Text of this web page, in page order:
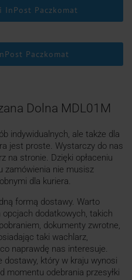
InPost Paczkomat
Paczkomat
Dolna MDL01M
indywidualnych, ale także dla
jest proste. Wystarczy do nas
na stronie. Dzięki opłaceniu
zamówienia nie musisz
dla kuriera.
formą dostawy. Warto
dodatkowych, takich
dokumenty zwrotne,
taki wachlarz,
naprawdę nas interesuje.
dostawy, który w kraju wynosi
momentu odebrania przesyłki